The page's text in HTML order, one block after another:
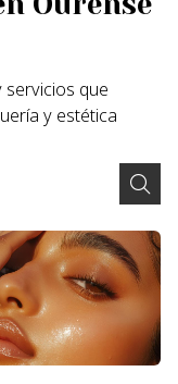
servicios que
y estética